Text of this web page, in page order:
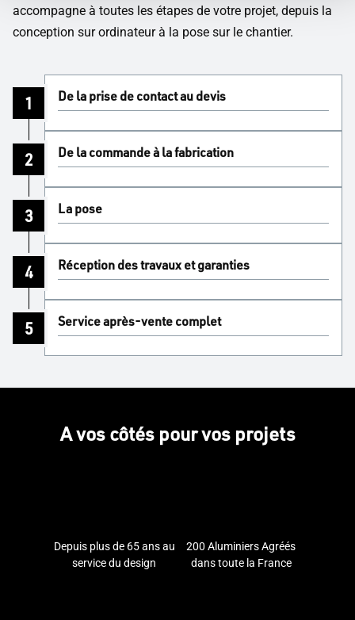
accompagne à toutes les étapes de votre projet, depuis la
conception sur ordinateur à la pose sur le chantier.
1 De la prise de contact au devis
2 De la commande à la fabrication
3 La pose
4 Réception des travaux et garanties
5 Service après-vente complet
A vos côtés pour vos projets
Depuis plus de 65 ans au
service du design
200 Aluminiers Agréés
dans toute la France